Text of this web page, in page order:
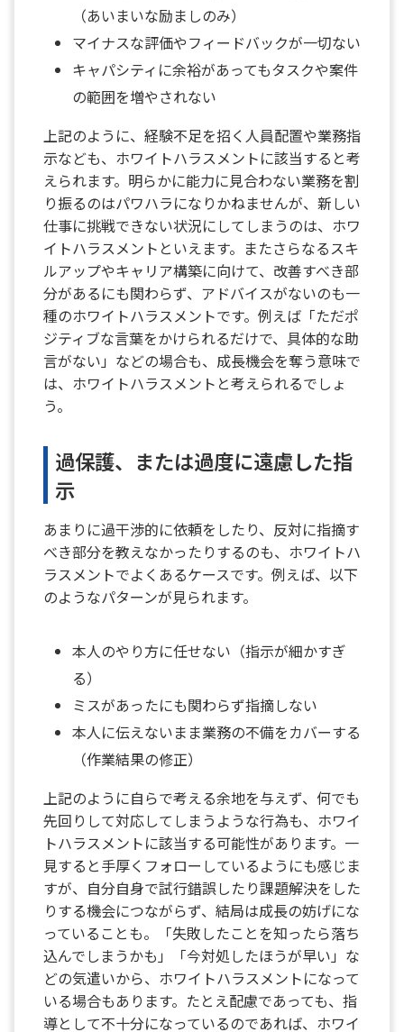
（あいまいな励ましのみ）
マイナスな評価やフィードバックが一切ない
キャパシティに余裕があってもタスクや案件
の範囲を増やされない
上記のように、経験不足を招く人員配置や業務指
示なども、ホワイトハラスメントに該当すると考
えられます。明らかに能力に見合わない業務を割
り振るのはパワハラになりかねませんが、新しい
仕事に挑戦できない状況にしてしまうのは、ホワ
イトハラスメントといえます。またさらなるスキ
ルアップやキャリア構築に向けて、改善すべき部
分があるにも関わらず、アドバイスがないのも一
種のホワイトハラスメントです。例えば「ただポ
ジティブな言葉をかけられるだけで、具体的な助
言がない」などの場合も、成長機会を奪う意味で
は、ホワイトハラスメントと考えられるでしょ
う。
過保護、または過度に遠慮した指
示
あまりに過干渉的に依頼をしたり、反対に指摘す
べき部分を教えなかったりするのも、ホワイトハ
ラスメントでよくあるケースです。例えば、以下
のようなパターンが見られます。
本人のやり方に任せない（指示が細かすぎ
る）
ミスがあったにも関わらず指摘しない
本人に伝えないまま業務の不備をカバーする
（作業結果の修正）
上記のように自らで考える余地を与えず、何でも
先回りして対応してしまうような行為も、ホワイ
トハラスメントに該当する可能性があります。一
見すると手厚くフォローしているようにも感じま
すが、自分自身で試行錯誤したり課題解決をした
りする機会につながらず、結局は成長の妨げにな
っていることも。「失敗したことを知ったら落ち
込んでしまうかも」「今対処したほうが早い」な
どの気遣いから、ホワイトハラスメントになって
いる場合もあります。たとえ配慮であっても、指
導として不十分になっているのであれば、ホワイ